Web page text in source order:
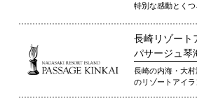
特別な感動とくつ
長崎リゾート
パサージュ琴
長崎の内海・大
のリゾートアイラ